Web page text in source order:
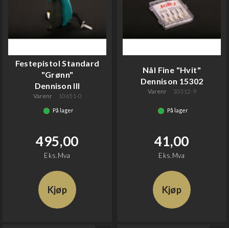
Festepistol Standard
"Grønn"
Dennison lll
Varenr 10651-0
På lager
495,00
Eks.Mva
Kjøp
Nål Fine "Hvit"
Dennison 15302
Varenr 10312-9
På lager
41,00
Eks.Mva
Kjøp